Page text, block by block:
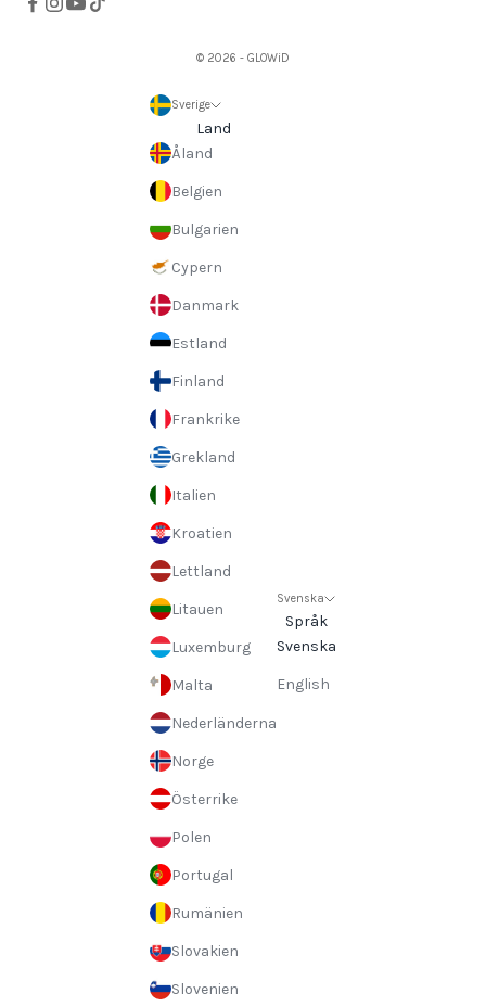
© 2026 - GLOWiD
Sverige
Land
Åland
Belgien
Bulgarien
Cypern
Danmark
Estland
Finland
Frankrike
Grekland
Italien
Kroatien
Lettland
Litauen
Luxemburg
Malta
Nederländerna
Norge
Österrike
Polen
Portugal
Rumänien
Slovakien
Slovenien
Svenska
Språk
Svenska
English